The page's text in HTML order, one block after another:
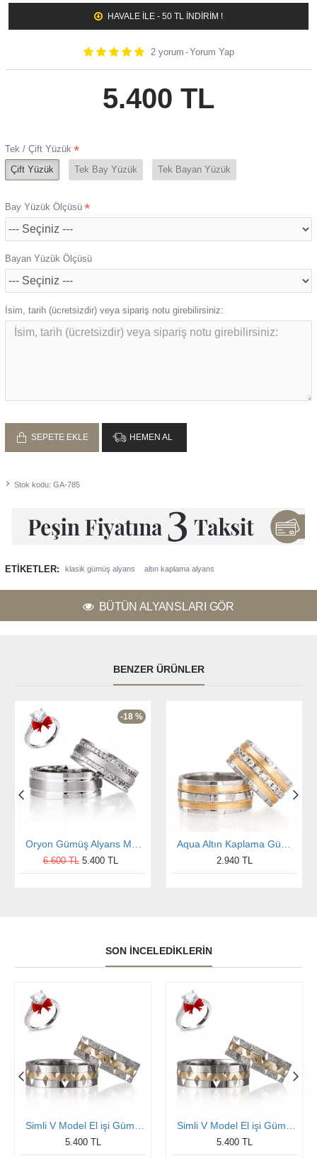
HAVALE ILE - 50 TL İNDİRİM !
Stok kodu: GA-785
2 yorum -Yorum Yap
5.400 TL
Tek / Çift Yüzük
Çift Yüzük
Tek Bay Yüzük Tek Bayan Yüzük
Bay Yüzük Ölçüsü
Bayan Yüzük Ölçüsü
İsim, tarih (ücretsizdir) veya sipariş notu girebilirsiniz:
SEPETE EKLE HEMEN AL
ETIKETLER: klasik gümüş alyans altın kaplama alyans
BÜTÜN ALYANSLARI GÖR
BENZER ÜRÜNLER
-18 %
6.600 TL 5.400 TL 2.940 TL
SON İNCELEDIKLERIN
5.400 TL 5.400 TL